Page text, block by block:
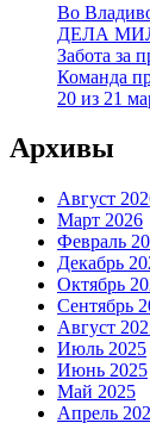
Во
ДЕЛА
Забота за
Команда
20 из 21
Архивы
Август
Март 2026
Февраль
Декабрь
Октябрь
Сентябрь
Август
Июль 2025
Июнь 2025
Май 2025
Апрель